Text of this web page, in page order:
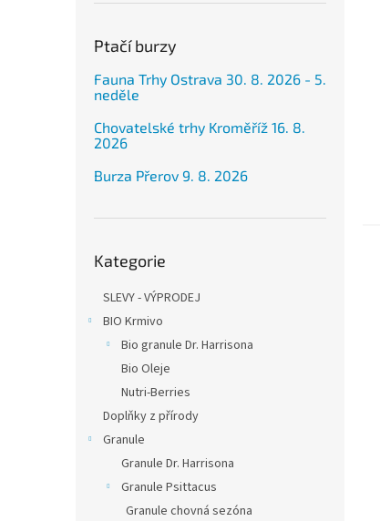
Ptačí burzy
Fauna Trhy Ostrava 30. 8. 2026 - 5.
neděle
Chovatelské trhy Kroměříž 16. 8.
2026
Burza Přerov 9. 8. 2026
kategorie
Kategorie
SLEVY - VÝPRODEJ
BIO Krmivo
Bio granule Dr. Harrisona
Bio Oleje
Nutri-Berries
Doplňky z přírody
Granule
Granule Dr. Harrisona
Granule Psittacus
Granule chovná sezóna